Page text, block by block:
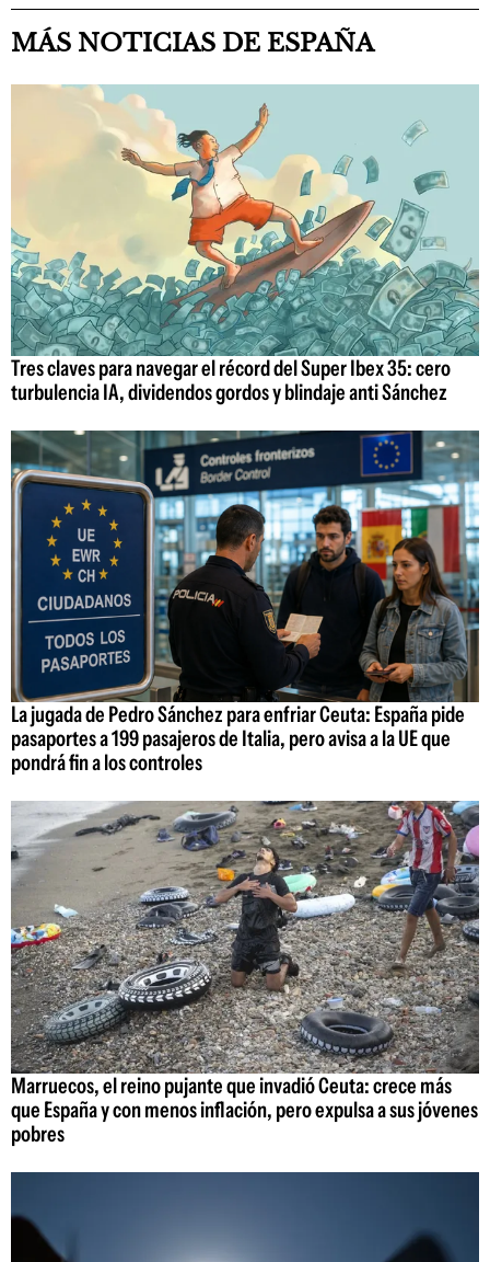
MÁS NOTICIAS DE ESPAÑA
Tres claves para navegar el récord del Super Ibex 35: cero
turbulencia IA, dividendos gordos y blindaje anti Sánchez
La jugada de Pedro Sánchez para enfriar Ceuta: España pide
pasaportes a 199 pasajeros de Italia, pero avisa a la UE que
pondrá fin a los controles
Marruecos, el reino pujante que invadió Ceuta: crece más
que España y con menos inflación, pero expulsa a sus jóvenes
pobres